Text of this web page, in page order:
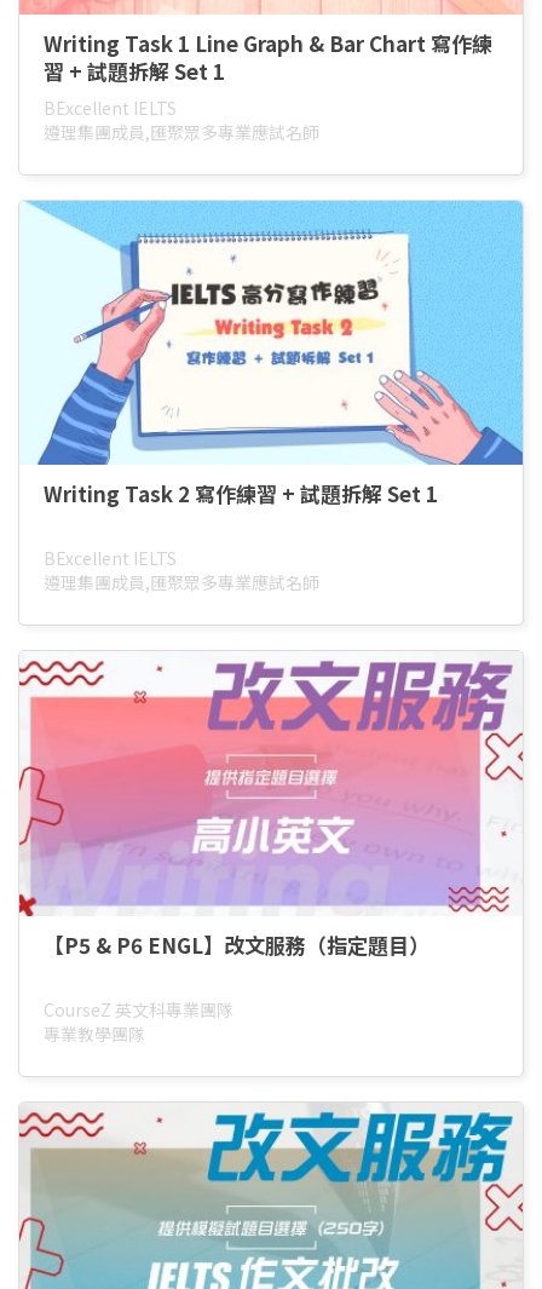
Writing Task 1 Line Graph & Bar Chart 寫作練
習 + 試題拆解 Set 1
BExcellent IELTS
遵理集團成員,匯聚眾多專業應試名師
Writing Task 2 寫作練習 + 試題拆解 Set 1
BExcellent IELTS
遵理集團成員,匯聚眾多專業應試名師
【P5 & P6 ENGL】改文服務（指定題目）
CourseZ 英文科專業團隊
專業教學團隊